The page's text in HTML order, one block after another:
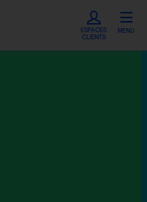
ESPACES
CLIENTS
MENU